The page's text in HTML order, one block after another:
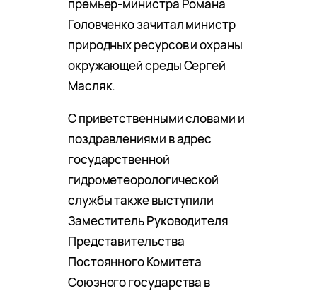
премьер-министра Романа
Головченко зачитал министр
природных ресурсов и охраны
окружающей среды Сергей
Масляк.
С приветственными словами и
поздравлениями в адрес
государственной
гидрометеорологической
службы также выступили
Заместитель Руководителя
Представительства
Постоянного Комитета
Союзного государства в